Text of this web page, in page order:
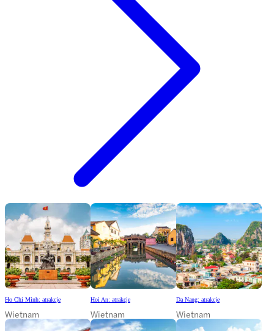
Ho Chi Minh: atrakcje
Wietnam
Hoi An: atrakcje
Wietnam
Da Nang: atrakcje
Wietnam